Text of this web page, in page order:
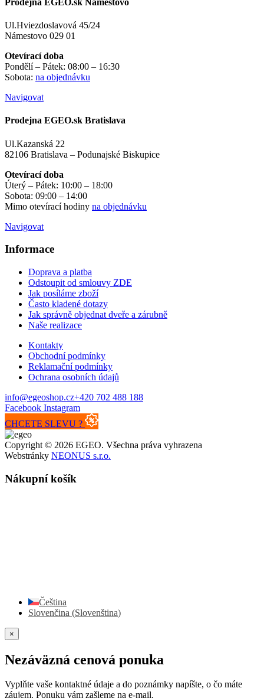
Prodejna EGEO.sk Námestovo
Ul.Hviezdoslavová 45/24
Námestovo 029 01
Otevírací doba
Pondělí – Pátek: 08:00 – 16:30
Sobota: na objednávku
Navigovat
Prodejna EGEO.sk Bratislava
Ul.Kazanská 22
82106 Bratislava – Podunajské Biskupice
Otevírací doba
Úterý – Pátek: 10:00 – 18:00
Sobota: 09:00 – 14:00
Mimo otevírací hodiny na objednávku
Navigovat
Informace
Doprava a platba
Odstoupit od smlouvy ZDE
Jak posíláme zboží
Často kladené dotazy
Jak správně objednat dveře a zárubně
Naše realizace
Kontakty
Obchodní podmínky
Reklamační podmínky
Ochrana osobních údajů
info@egeoshop.cz+420 702 488 188
Facebook Instagram
CHCETE SLEVU ?
Copyright © 2026 EGEO. Všechna práva vyhrazena
Webstránky NEONUS s.r.o.
Nákupní košík
Čeština
Slovenčina (Slovenština)
×
Nezáväzná cenová ponuka
Vyplňte vaše kontaktné údaje a do poznámky napíšte, o čo máte
záujem. Ponuku vám zašleme na e-mail.